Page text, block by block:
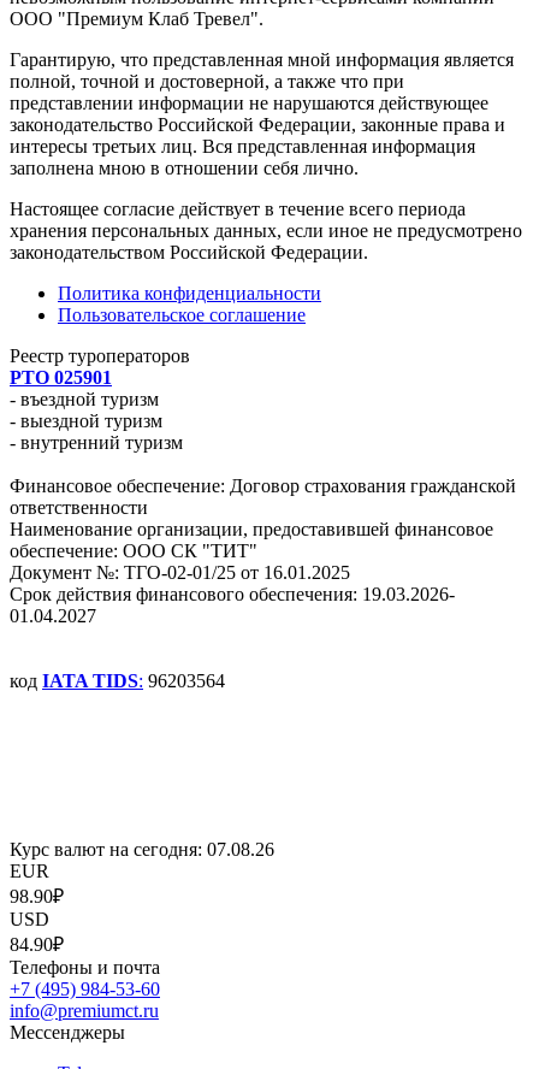
ООО "Премиум Клаб Тревел".
Гарантирую, что представленная мной информация является
полной, точной и достоверной, а также что при
представлении информации не нарушаются действующее
законодательство Российской Федерации, законные права и
интересы третьих лиц. Вся представленная информация
заполнена мною в отношении себя лично.
Настоящее согласие действует в течение всего периода
хранения персональных данных, если иное не предусмотрено
законодательством Российской Федерации.
Политика конфиденциальности
Пользовательское соглашение
Реестр туроператоров
РТО 025901
- въездной туризм
- выездной туризм
- внутренний туризм
Финансовое обеспечение: Договор страхования гражданской
ответственности
Наименование организации, предоставившей финансовое
обеспечение: ООО СК "ТИТ"
Документ №: ТГО-02-01/25 от 16.01.2025
Срок действия финансового обеспечения: 19.03.2026-
01.04.2027
код IATA TIDS: 96203564
Курс валют на сегодня: 07.08.26
EUR
98.90₽
USD
84.90₽
Телефоны и почта
+7 (495) 984-53-60
info@premiumct.ru
Мессенджеры